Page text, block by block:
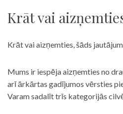
Krāt vai
Krāt vai aizņemties, šāds
Mums ir iespēja aizņemties no
arī ārkārtas gadījumos vērsties
Varam sadalīt trīs kategorijās